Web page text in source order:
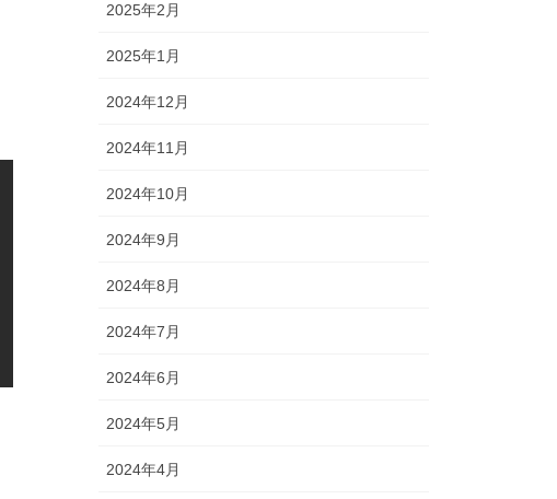
2025年2月
2025年1月
2024年12月
2024年11月
2024年10月
2024年9月
2024年8月
2024年7月
2024年6月
2024年5月
2024年4月